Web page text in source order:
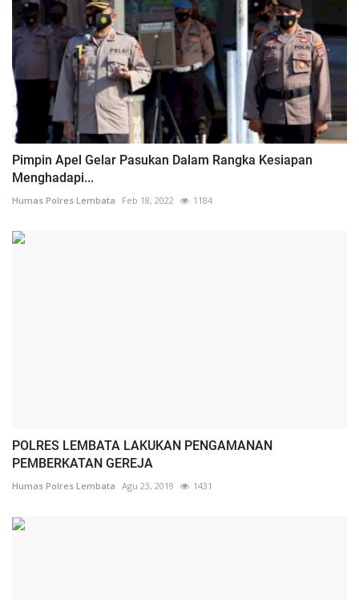
Pimpin Apel Gelar Pasukan Dalam Rangka Kesiapan
Menghadapi...
Humas Polres Lembata Feb 18, 2022 1184
POLRES LEMBATA LAKUKAN PENGAMANAN
PEMBERKATAN GEREJA
Humas Polres Lembata Agu 23, 2019 1431